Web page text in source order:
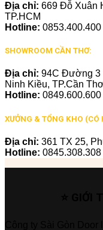
Địa chỉ: 669 Đỗ Xuân
TP.HCM
Hotline: 0853.400.400
SHOWROOM CẦN THƠ:
Địa chỉ: 94C Đường 3
Ninh Kiều, TP.Cần Thơ
Hotline: 0849.600.600
XƯỞNG & TỔNG KHO (CÓ
Địa chỉ: 361 TX 25,
Hotline: 0845.308.308